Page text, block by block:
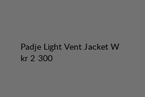
Padje Light Vent Jacket W
Pris:
kr 2 300